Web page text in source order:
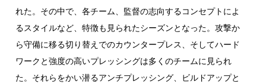
れた。その中で、各チーム、監督の志向するコンセプトによ
るスタイルなど、特徴も見られたシーズンとなった。攻撃か
ら守備に移る切り替えでのカウンタープレス、そしてハード
ワークと強度の高いプレッシングは多くのチームに見られ
た。それらをかい潜るアンチプレッシング、ビルドアップと